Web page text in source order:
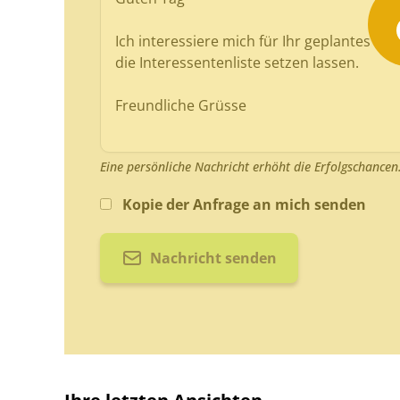
Eine persönliche Nachricht erhöht die
Kopie der Anfrage an mich senden
Nachricht senden